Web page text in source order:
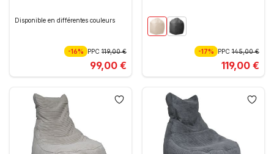
Disponible en différentes couleurs
-16% PPC 119,00 €
99,00 €
-17% PPC145,00 €
119,00 €